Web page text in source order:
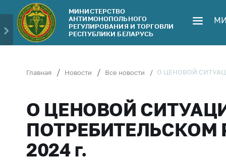
Министерство
Руководство
Министерства
органы
Законодательство
Антикоррупционная
деятельность
МИНИСТЕРСТВО
АНТИМОНОПОЛЬНОГО
РЕГУЛИРОВАНИЯ И ТОРГОВЛИ
РЕСПУБЛИКИ БЕЛАРУСЬ
Главная Новости Все новости О ЦЕНОВОЙ
О ЦЕНОВОЙ
ПОТРЕБИТЕЛЬСКОМ
2024 г.